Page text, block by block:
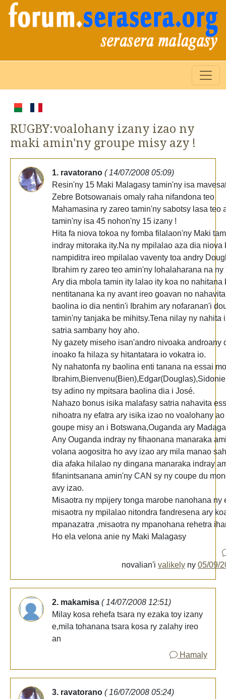
RUGBY:voalohany izany izao ny
maki amin'ny groupe misy azy !
1. ravatorano ( 14/07/2008 05:09)
Resin'ny 15 Maki Malagasy tamin'ny isa
Zebre Botsowanais omaly raha nifandona teo
Mahamasina ry zareo tamin'ny sabotsy lasa teo
tamin'ny isa 45 nohon'ny 15 izany !
Hita fa niova tokoa ny fomba filalaon'ny Maki
indray mitoraka ity.Na ny mpilalao aza dia niova
nampiditra ireo mpilalao vaventy toa andry
Ibrahim ry zareo teo amin'ny lohalaharana na ny
Ary dia mbola tamin ity lalao ity koa no nahitana
nentitanana ka ny avant ireo goavan no
baolina io dia nentin'i Ibrahim ary nofaranan'i
tamin'ny tanjaka be mihitsy.Tena nilay ny nahita
satria sambany hoy aho.
Ny gazety miseho isan'andro nivoaka androany
inoako fa hilaza sy hitantatara io vokatra io.
Ny nahatonfa ny baolina enti tanana na essai
tsy adino ny mpitsara baolina dia i José.
Nahazo bonus isika malafasy satria nahavita
nihoatra ny efatra ary isika izao no voalohany
goupe misy an i Botswana,Ouganda ary
Any Ouganda indray ny fihaonana manaraka
volana aogositra ho avy izao ary mila manao
dia afaka hilalao ny dingana manaraka indray
fifanintsanana amin'ny CAN sy ny coupe du
avy izao.
Misaotra ny mpijery tonga marobe nanohana ny
misaotra ny mpilalao nitondra fandresena ary
mpanazatra ,misaotra ny mpanohana rehetra
Ho ela velona anie ny Maki Malagasy
novalian'i valikely ny 05/09/
2. makamisa ( 14/07/2008 12:51)
Milay kosa rehefa tsara ny ezaka toy izany
e,mila tohanana tsara kosa ry zalahy ireo
an
Hamaly
3. ravatorano ( 16/07/2008 05:24)